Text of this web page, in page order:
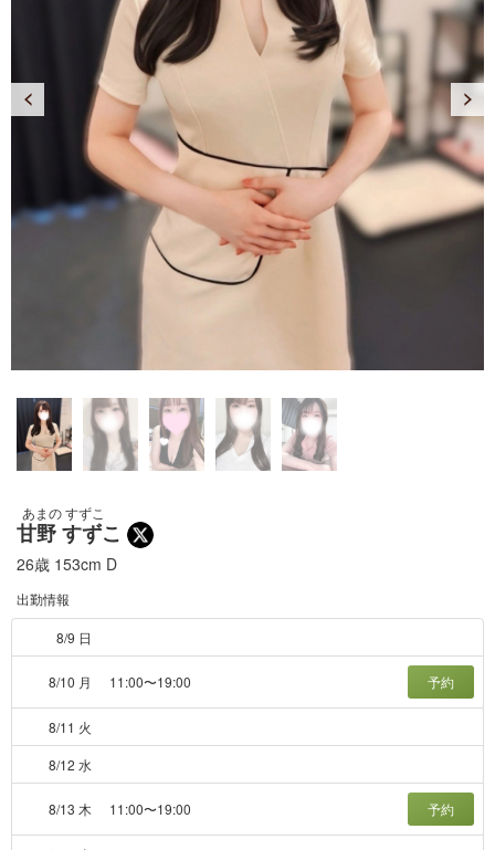
あまの すずこ
甘野 すずこ
26歳 153cm D
出勤情報
8/9 日
8/10 月 11:00〜19:00 予約
8/11 火
8/12 水
8/13 木 11:00〜19:00 予約